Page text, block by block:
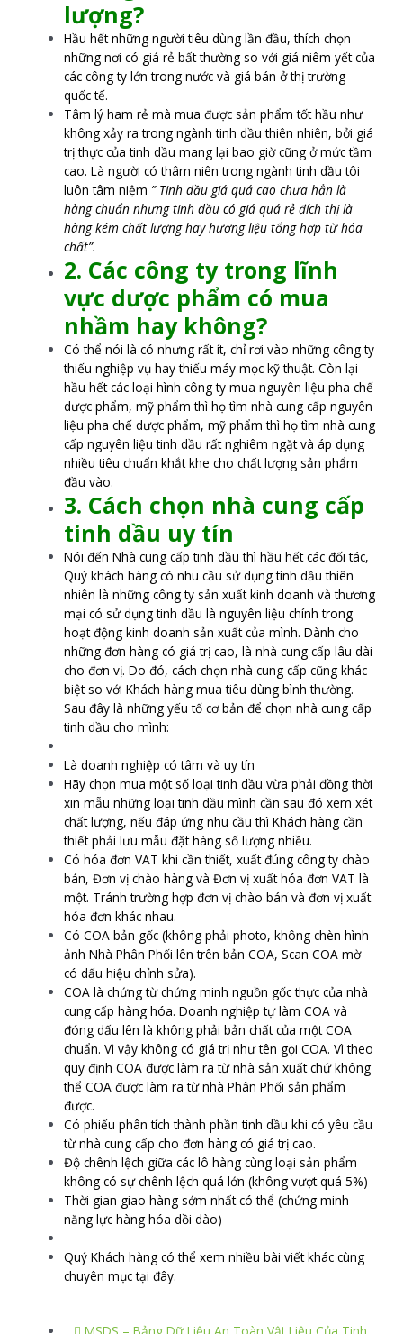
lượng?
Hầu hết những người tiêu dùng lần đầu, thích chọn
những nơi có giá rẻ bất thường so với giá niêm yết của
các công ty lớn trong nước và giá bán ở thị trường
quốc tế.
Tâm lý ham rẻ mà mua được sản phẩm tốt hầu như
không xảy ra trong ngành tinh dầu thiên nhiên, bởi giá
trị thực của tinh dầu mang lại bao giờ cũng ở mức tầm
cao. Là người có thâm niên trong ngành tinh dầu tôi
luôn tâm niệm ” Tinh dầu giá quá cao chưa hẳn là
hàng chuẩn nhưng tinh dầu có giá quá rẻ đích thị là
hàng kém chất lượng hay hương liệu tổng hợp từ hóa
chất”.
2. Các công ty trong lĩnh
vực dược phẩm có mua
nhầm hay không?
Có thể nói là có nhưng rất ít, chỉ rơi vào những công ty
thiếu nghiệp vụ hay thiếu máy mọc kỹ thuật. Còn lại
hầu hết các loại hình công ty mua nguyên liệu pha chế
dược phẩm, mỹ phẩm thì họ tìm nhà cung cấp nguyên
liệu pha chế dược phẩm, mỹ phẩm thì họ tìm nhà cung
cấp nguyên liệu tinh dầu rất nghiêm ngặt và áp dụng
nhiều tiêu chuẩn khắt khe cho chất lượng sản phẩm
đầu vào.
3. Cách chọn nhà cung cấp
tinh dầu uy tín
Nói đến Nhà cung cấp tinh dầu thì hầu hết các đối tác,
Quý khách hàng có nhu cầu sử dụng tinh dầu thiên
nhiên là những công ty sản xuất kinh doanh và thương
mại có sử dụng tinh dầu là nguyên liệu chính trong
hoạt động kinh doanh sản xuất của mình. Dành cho
những đơn hàng có giá trị cao, là nhà cung cấp lâu dài
cho đơn vị. Do đó, cách chọn nhà cung cấp cũng khác
biệt so với Khách hàng mua tiêu dùng bình thường.
Sau đây là những yếu tố cơ bản để chọn nhà cung cấp
tinh dầu cho mình:
Là doanh nghiệp có tâm và uy tín
Hãy chọn mua một số loại tinh dầu vừa phải đồng thời
xin mẫu những loại tinh dầu mình cần sau đó xem xét
chất lượng, nếu đáp ứng nhu cầu thì Khách hàng cần
thiết phải lưu mẫu đặt hàng số lượng nhiều.
Có hóa đơn VAT khi cần thiết, xuất đúng công ty chào
bán, Đơn vị chào hàng và Đơn vị xuất hóa đơn VAT là
một. Tránh trường hợp đơn vị chào bán và đơn vị xuất
hóa đơn khác nhau.
Có COA bản gốc (không phải photo, không chèn hình
ảnh Nhà Phân Phối lên trên bản COA, Scan COA mờ
có dấu hiệu chỉnh sửa).
COA là chứng từ chứng minh nguồn gốc thực của nhà
cung cấp hàng hóa. Doanh nghiệp tự làm COA và
đóng dấu lên là không phải bản chất của một COA
chuẩn. Vì vậy không có giá trị như tên gọi COA. Vì theo
quy định COA được làm ra từ nhà sản xuất chứ không
thể COA được làm ra từ nhà Phân Phối sản phẩm
được.
Có phiếu phân tích thành phần tinh dầu khi có yêu cầu
từ nhà cung cấp cho đơn hàng có giá trị cao.
Độ chênh lệch giữa các lô hàng cùng loại sản phẩm
không có sự chênh lệch quá lớn (không vượt quá 5%)
Thời gian giao hàng sớm nhất có thể (chứng minh
năng lực hàng hóa dồi dào)
Quý Khách hàng có thể xem nhiều bài viết khác cùng
chuyên mục tại đây.